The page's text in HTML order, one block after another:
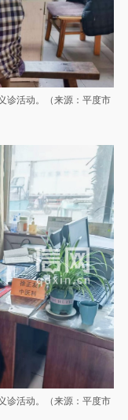
诊活动。（来源：平度市
诊活动。（来源：平度市